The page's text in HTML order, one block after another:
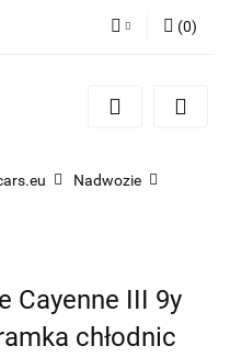
Zarejestruj się
(0)
Nadwozie
Cayenne III 9y
chłodnic